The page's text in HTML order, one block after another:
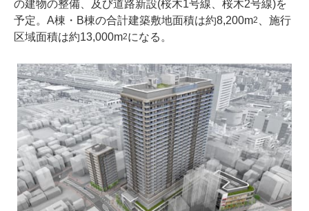
の建物の整備、及び道路新設(桜木1号線、桜木2号線)を
予定。A棟・B棟の合計建築敷地面積は約8,200m2
、施行
区域面積は約13,000m2になる。